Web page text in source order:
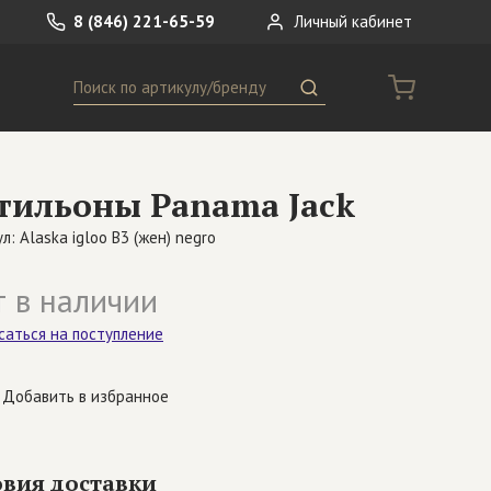
8 (846) 221-65-59 Личный кабинет
Другое
Поиск
Panama Jack
Alaska igloo B3 (жен) negro
в наличии
на поступление
Добавить в избранное
доставки